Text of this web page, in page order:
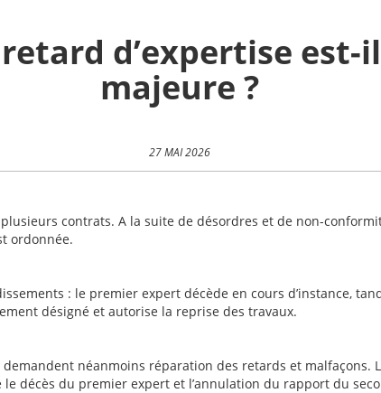
d’expertise est-
majeure ?
27 MAI 2026
contrats. A la suite de désordres et de non-
ordonnée.
: le premier expert décède en cours d’instance,
désigné et autorise la reprise des travaux.
demandent néanmoins réparation des retards et
décès du premier expert et l’annulation du rapport du